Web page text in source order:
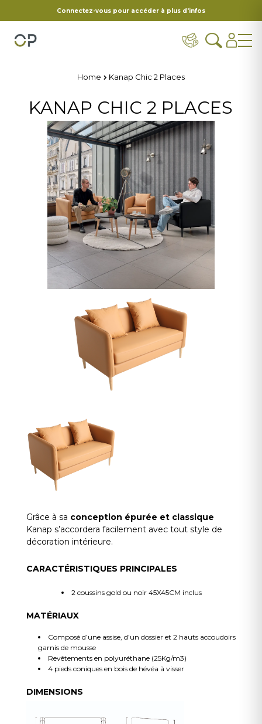
Connectez-vous pour accéder à plus d'infos
Home Kanap Chic 2 Places
KANAP CHIC 2 PLACES
Grâce à sa conception épurée et classique
Kanap s’accordera facilement avec tout style de
décoration intérieure.
CARACTÉRISTIQUES PRINCIPALES
2 coussins gold ou noir 45X45CM inclus
MATÉRIAUX
Composé d’une assise, d’un dossier et 2 hauts accoudoirs
garnis de mousse
Revêtements en polyuréthane (25Kg/m3)
4 pieds coniques en bois de hévéa à visser
DIMENSIONS